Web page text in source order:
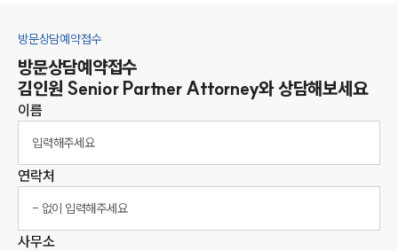
방문상담예약접수
방문상담예약접수
김인원 Senior Partner Attorney와 상담해보세요
이름
연락처
사무소